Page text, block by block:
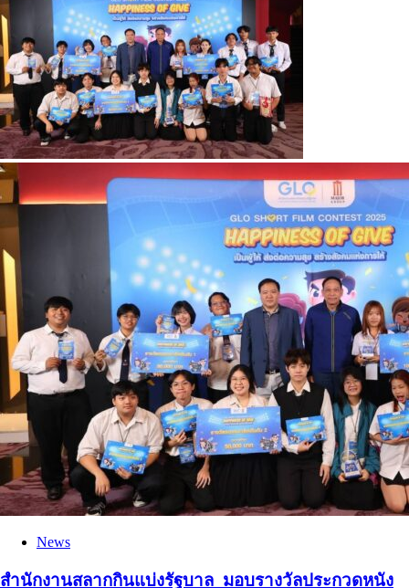
News
สำนักงานสลากกินแบ่งรัฐบาล มอบรางวัลประกวดหนัง